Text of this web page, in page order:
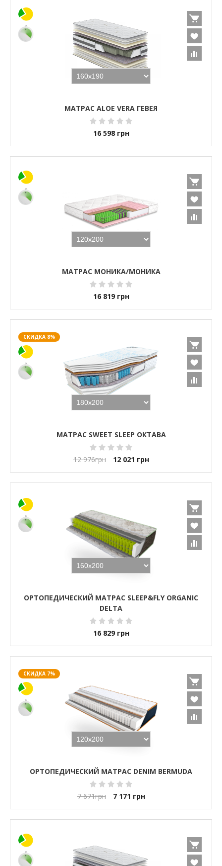
МАТРАС ALOE VERA ГЕВЕЯ
16 598 грн
МАТРАС МОНИКА/МОНИКА
16 819 грн
СКИДКА 8%
МАТРАС SWEET SLEEP ОКТАВА
12 976грн 12 021 грн
ОРТОПЕДИЧЕСКИЙ МАТРАС SLEEP&FLY ORGANIC
DELTA
16 829 грн
СКИДКА 7%
ОРТОПЕДИЧЕСКИЙ МАТРАС DENIM BERMUDA
7 671грн 7 171 грн